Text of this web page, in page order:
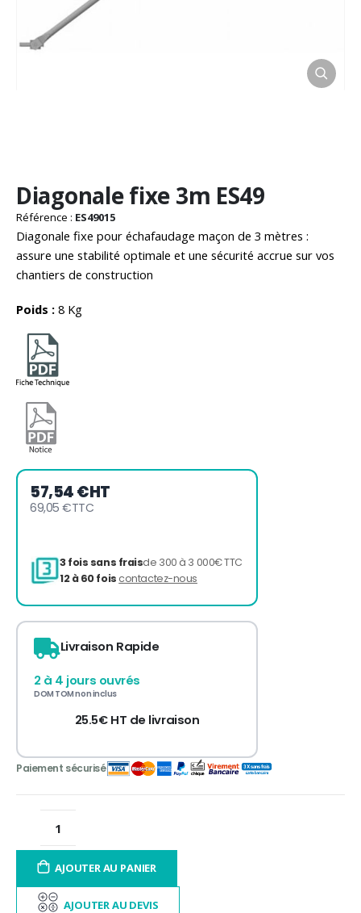
au
début
de
la
Galerie
d’images
Diagonale fixe 3m ES49
Référence : ES49015
Diagonale fixe pour échafaudage maçon de 3 mètres :
assure une stabilité optimale et une sécurité accrue sur vos
chantiers de construction
Poids : 8 Kg
57,54 €HT
69,05 €TTC
12 à 60 foiscontactez-nous
Livraison Rapide
2 à 4 jours ouvrés
DOM TOM non inclus
25.5€ HT de livraison
AJOUTER AU PANIER
AJOUTER AU DEVIS